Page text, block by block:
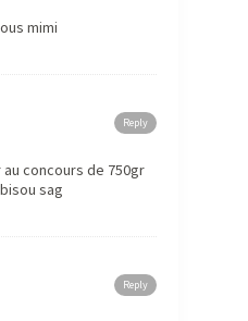
mimi
Reply
concours de 750gr
sag
Reply